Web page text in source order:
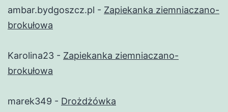
ambar.bydgoszcz.pl - Zapiekanka ziemniaczano-
brokułowa
Karolina23 - Zapiekanka ziemniaczano-
brokułowa
marek349 - Drożdżówka